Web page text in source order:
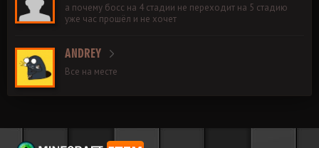
а почему босс на 4 стадии не переходит на 5 стадию
уже час прошёл и не хочет
ANDREY
Все на месте